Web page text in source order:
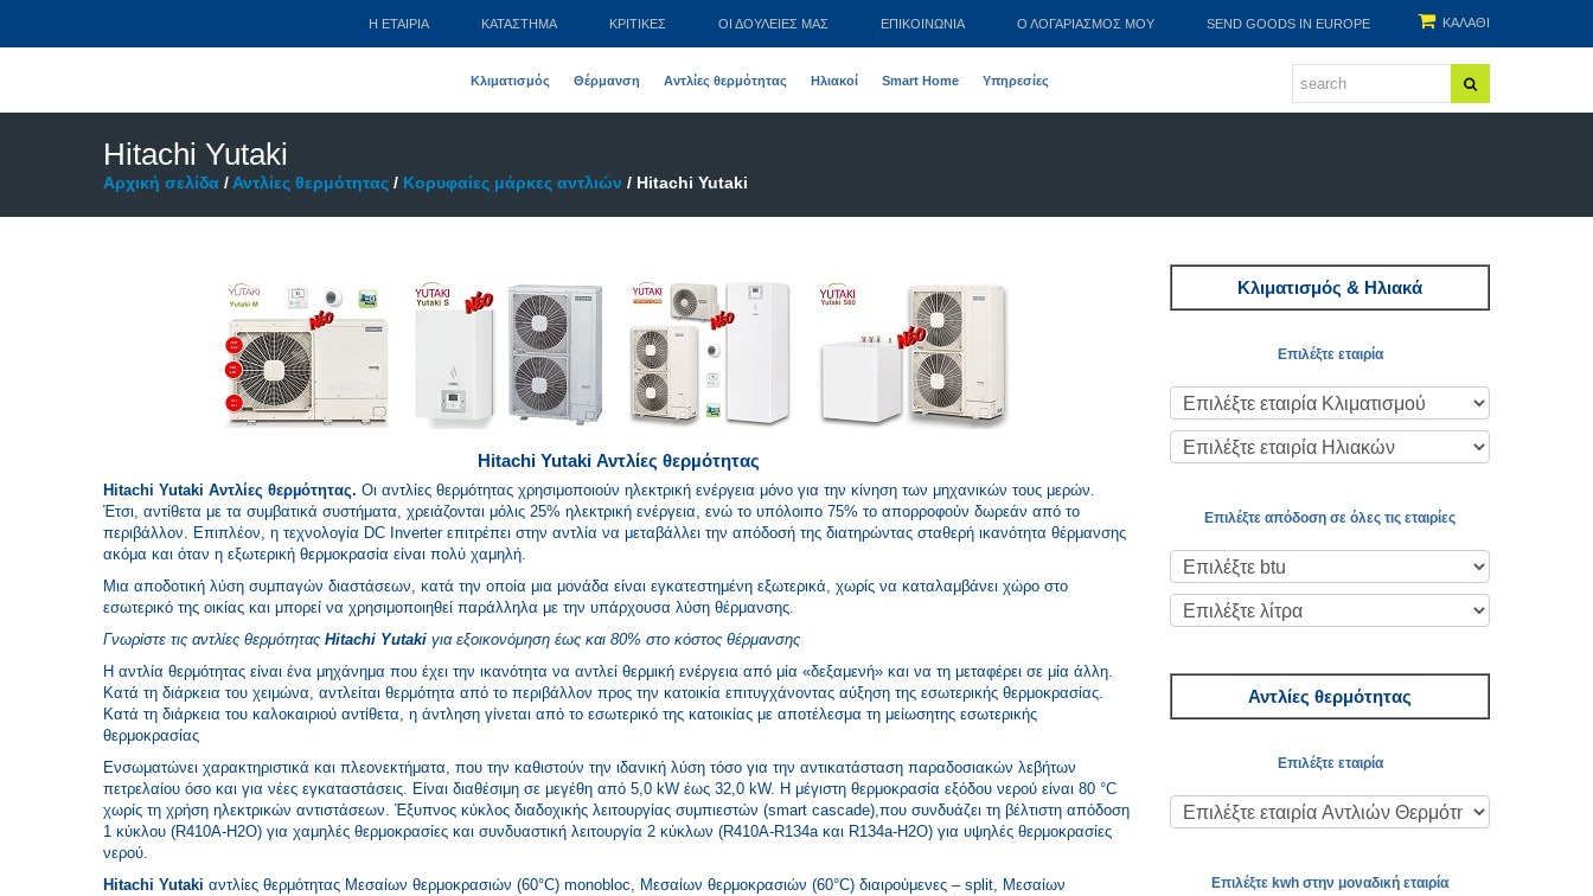
ΚΑΛΑΘΙ
Η ΕΤΑΙΡΊΑ ΚΑΤΆΣΤΗΜΑ ΚΡΙΤΙΚΕΣ ΟΙ ΔΟΥΛΕΙΈΣ ΜΑΣ ΕΠΙΚΟΙΝΩΝΊΑ Ο ΛΟΓΑΡΙΑΣΜΌΣ ΜΟΥ SEND GOODS IN EUROPE
Κλιματισμός Θέρμανση Αντλίες θερμότητας Ηλιακοί Smart Home Υπηρεσίες
Hitachi Yutaki
Αρχική σελίδα / Αντλίες θερμότητας / Κορυφαίες μάρκες αντλιών / Hitachi Yutaki
Hitachi Yutaki Αντλίες θερµότητας
Hitachi Yutaki Αντλίες θερµότητας. Οι αντλίες θερμότητας χρησιμοποιούν ηλεκτρική ενέργεια μόνο για την κίνηση των μηχανικών τους μερών.
Έτσι, αντίθετα με τα συμβατικά συστήματα, χρειάζονται μόλις 25% ηλεκτρική ενέργεια, ενώ το υπόλοιπο 75% το απορροφούν δωρεάν από το
περιβάλλον. Επιπλέον, η τεχνολογία DC Inverter επιτρέπει στην αντλία να μεταβάλλει την απόδοσή της διατηρώντας σταθερή ικανότητα θέρμανσης
ακόμα και όταν η εξωτερική θερμοκρασία είναι πολύ χαμηλή.
Μια αποδοτική λύση συμπαγών διαστάσεων, κατά την οποία μια μονάδα είναι εγκατεστημένη εξωτερικά, χωρίς να καταλαμβάνει χώρο στο
εσωτερικό της οικίας και μπορεί να χρησιμοποιηθεί παράλληλα με την υπάρχουσα λύση θέρμανσης.
Γνωρίστε τις αντλίες θερμότητας Hitachi Yutaki για εξοικονόμηση έως και 80% στο κόστος θέρμανσης
Η αντλία θερμότητας είναι ένα μηχάνημα που έχει την ικανότητα να αντλεί θερμική ενέργεια από μία «δεξαμενή» και να τη μεταφέρει σε μία άλλη.
Κατά τη διάρκεια του χειμώνα, αντλείται θερμότητα από το περιβάλλον προς την κατοικία επιτυγχάνοντας αύξηση της εσωτερικής θερμοκρασίας.
Κατά τη διάρκεια του καλοκαιριού αντίθετα, η άντληση γίνεται από το εσωτερικό της κατοικίας με αποτέλεσμα τη μείωσητης εσωτερικής
θερμοκρασίας
Ενσωματώνει χαρακτηριστικά και πλεονεκτήματα, που την καθιστούν την ιδανική λύση τόσο για την αντικατάσταση παραδοσιακών λεβήτων
πετρελαίου όσο και για νέες εγκαταστάσεις. Είναι διαθέσιμη σε μεγέθη από 5,0 kW έως 32,0 kW. Η μέγιστη θερμοκρασία εξόδου νερού είναι 80 °C
χωρίς τη χρήση ηλεκτρικών αντιστάσεων. Έξυπνος κύκλος διαδοχικής λειτουργίας συμπιεστών (smart cascade),που συνδυάζει τη βέλτιστη απόδοση
1 κύκλου (R410A-H2O) για χαμηλές θερμοκρασίες και συνδυαστική λειτουργία 2 κύκλων (R410A-R134a και R134a-Η2Ο) για υψηλές θερμοκρασίες
νερού.
Hitachi Yutaki αντλίες θερμότητας Μεσαίων θερμοκρασιών (60°C) monobloc, Μεσαίων θερμοκρασιών (60°C) διαιρούμενες – split, Μεσαίων
Κλιματισμός & Ηλιακά
Επιλέξτε εταιρία
Επιλέξτε απόδοση σε όλες τις εταιρίες
Αντλίες θερμότητας
Επιλέξτε εταιρία
Επιλέξτε kwh στην μοναδική εταιρία